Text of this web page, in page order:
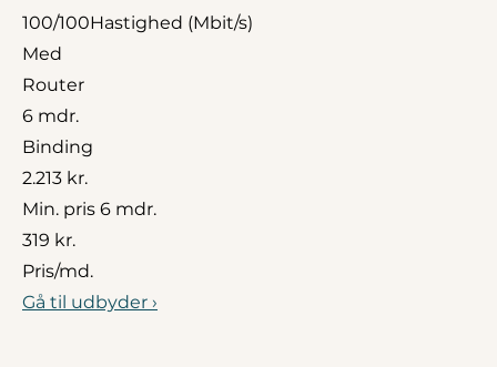
100/100Hastighed (Mbit/s)
Med
Router
6 mdr.
Binding
2.213 kr.
Min. pris 6 mdr.
319 kr.
Pris/md.
Gå til udbyder ›